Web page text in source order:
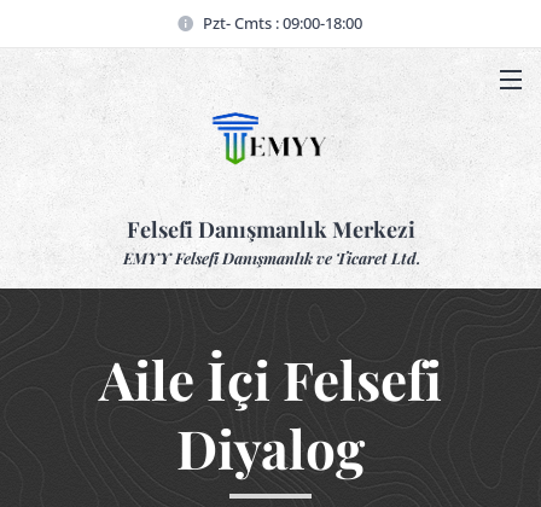
Pzt- Cmts : 09:00-18:00
Felsefi Danışmanlık Merkezi
EMYY Felsefi Danışmanlık ve Ticaret Ltd.
Aile İçi Felsefi
Diyalog